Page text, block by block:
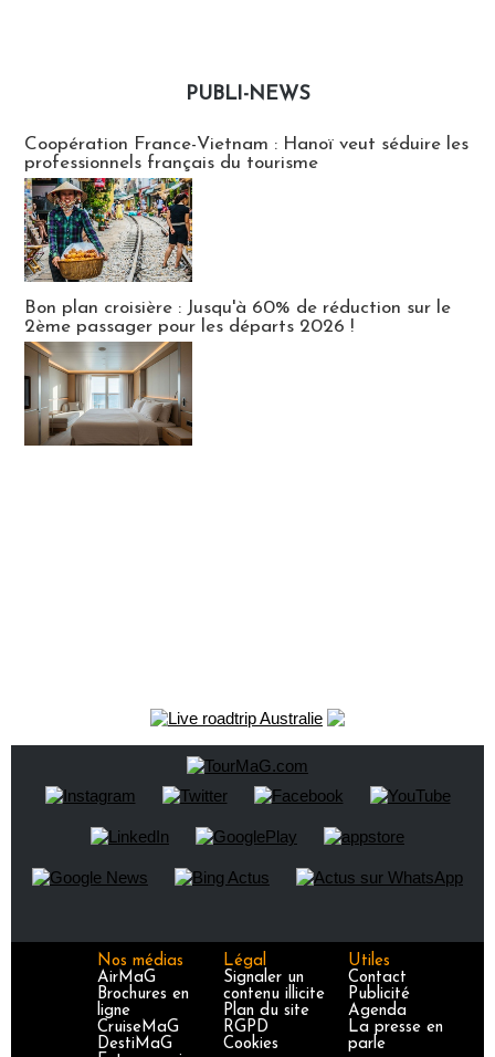
PUBLI-NEWS
Coopération France-Vietnam : Hanoï veut séduire les
professionnels français du tourisme
Bon plan croisière : Jusqu'à 60% de réduction sur le
2ème passager pour les départs 2026 !
Nos médias
AirMaG
Brochures en
ligne
CruiseMaG
DestiMaG
Légal
Signaler un
contenu illicite
Plan du site
RGPD
Cookies
Utiles
Contact
Publicité
Agenda
La presse en
parle